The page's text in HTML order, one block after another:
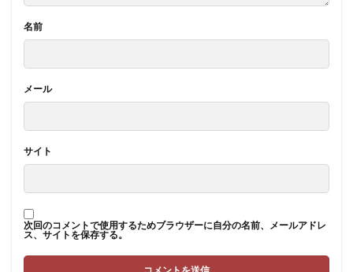
名前
メール
サイト
次回のコメントで使用するためブラウザーに自分の名前、メールアドレ
ス、サイトを保存する。